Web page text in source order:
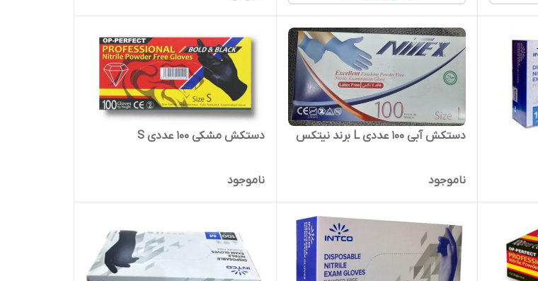
دستکش آبی ۱۰۰ عددی L برند نیتکس
ناموجود
دستکش مشکی ۱۰۰ عددی S
ناموجود